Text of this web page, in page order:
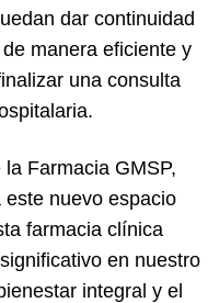
dar continuidad
manera eficiente y
una consulta
Farmacia GMSP,
nuevo espacio
farmacia clínica
en nuestro
integral y el